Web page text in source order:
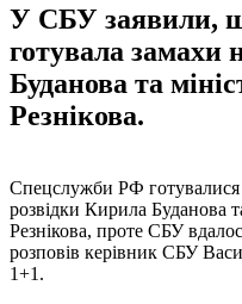
У СБУ заявили,
готувала замахи
Буданова та
Резнікова.
Спецслужби РФ готувалися
розвідки Кирила Буданова
Резнікова, проте СБУ
розповів керівник СБУ
1+1.